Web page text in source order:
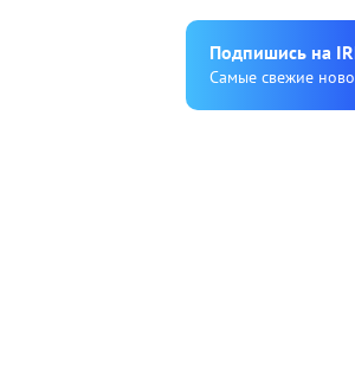
Подпишиcь на
Cамые свежие